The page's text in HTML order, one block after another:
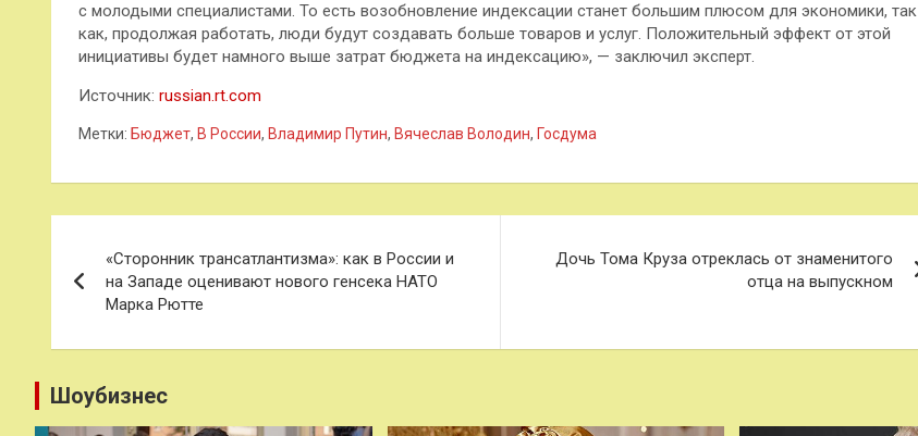
с молодыми специалистами. То есть возобновление индексации станет большим плюсом для экономики, так
как, продолжая работать, люди будут создавать больше товаров и услуг. Положительный эффект от этой
инициативы будет намного выше затрат бюджета на индексацию», — заключил эксперт.
Источник: russian.rt.com
Метки: Бюджет, В России, Владимир Путин, Вячеслав Володин, Госдума
по
записям
«Сторонник трансатлантизма»: как в России и
на Западе оценивают нового генсека НАТО
Марка Рютте
Дочь Тома Круза отреклась от знаменитого
отца на выпускном
Шоубизнес